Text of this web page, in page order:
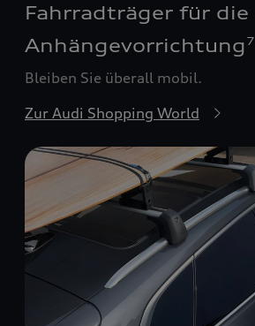
Fahrradträger für die
Anhängevorrichtung 7
Bleiben Sie überall mobil.
Zur Audi Shopping World